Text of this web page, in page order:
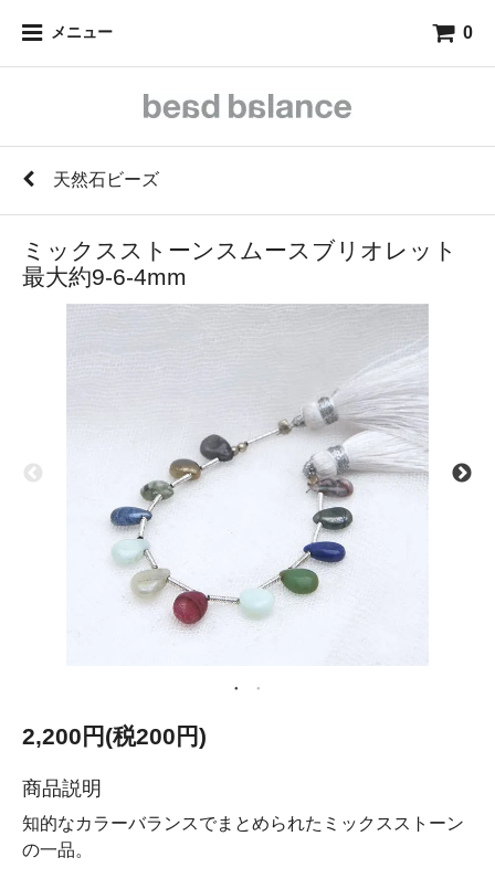
メニュー 0
天然石ビーズ
ミックスストーンスムースブリオレット
最大約9-6-4mm
2,200円(税200円)
商品説明
知的なカラーバランスでまとめられたミックスストーン
の一品。